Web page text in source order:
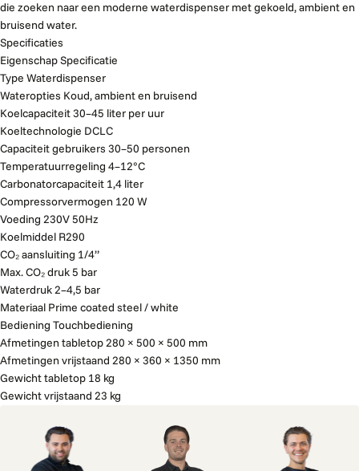
die zoeken naar een moderne waterdispenser met gekoeld, ambient en
bruisend water.
Specificaties
Eigenschap Specificatie
Type Waterdispenser
Wateropties Koud, ambient en bruisend
Koelcapaciteit 30–45 liter per uur
Koeltechnologie DCLC
Capaciteit gebruikers 30–50 personen
Temperatuurregeling 4–12°C
Carbonatorcapaciteit 1,4 liter
Compressorvermogen 120 W
Voeding 230V 50Hz
Koelmiddel R290
CO₂ aansluiting 1/4”
Max. CO₂ druk 5 bar
Waterdruk 2–4,5 bar
Materiaal Prime coated steel / white
Bediening Touchbediening
Afmetingen tabletop 280 × 500 × 500 mm
Afmetingen vrijstaand 280 × 360 × 1350 mm
Gewicht tabletop 18 kg
Gewicht vrijstaand 23 kg